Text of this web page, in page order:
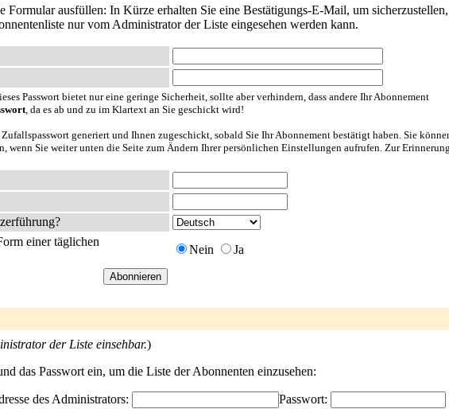
Formular ausfüllen: In Kürze erhalten Sie eine Bestätigungs-E-Mail, um
nur vom Administrator der Liste eingesehen werden kann.
Passwort bietet nur eine geringe Sicherheit, sollte aber verhindern, dass andere Ihr Abonnement
, da es ab und zu im Klartext an Sie geschickt wird!
generiert und Ihnen zugeschickt, sobald Sie Ihr Abonnement bestätigt haben. Sie
wenn Sie weiter unten die Seite zum Ändern Ihrer persönlichen Einstellungen aufrufen. Zur
einer täglichen
Nein Ja
der Liste einsehbar.)
das Passwort ein, um die Liste der Abonnenten einzusehen:
des Administrators: Passwort: